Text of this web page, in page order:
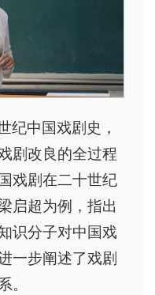
纪中国戏剧史，
剧改良的全过程
戏剧在二十世纪
启超为例，指出
识分子对中国戏
一步阐述了戏剧